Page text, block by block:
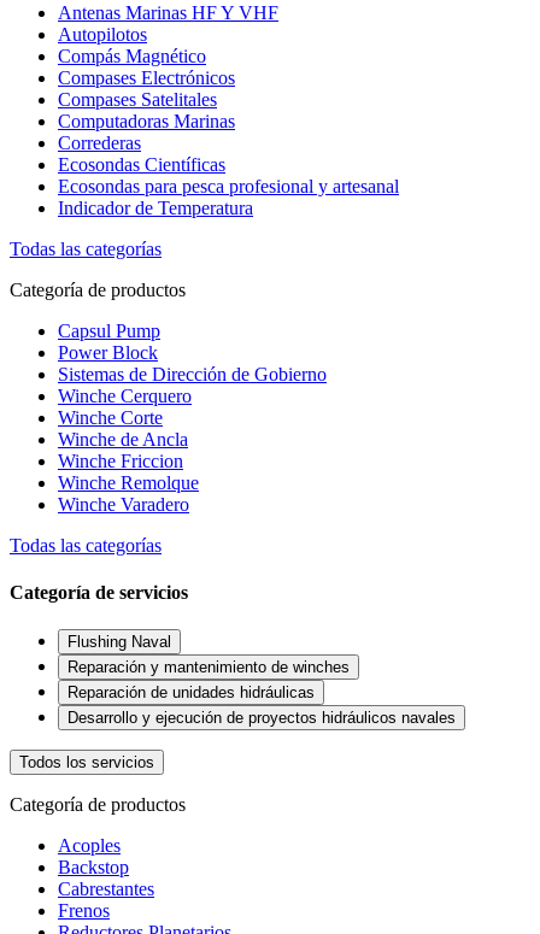
Antenas Marinas HF Y VHF
Autopilotos
Compás Magnético
Compases Electrónicos
Compases Satelitales
Computadoras Marinas
Correderas
Ecosondas Científicas
Ecosondas para pesca profesional y artesanal
Indicador de Temperatura
Todas las categorías
Categoría de productos
Capsul Pump
Power Block
Sistemas de Dirección de Gobierno
Winche Cerquero
Winche Corte
Winche de Ancla
Winche Friccion
Winche Remolque
Winche Varadero
Todas las categorías
Categoría de servicios
Flushing Naval
Reparación y mantenimiento de winches
Reparación de unidades hidráulicas
Desarrollo y ejecución de proyectos hidráulicos navales
Todos los servicios
Categoría de productos
Acoples
Backstop
Cabrestantes
Frenos